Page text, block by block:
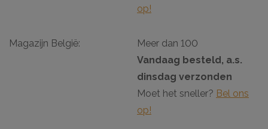
op!
Magazijn België:
Meer dan 100
Vandaag besteld, a.s.
dinsdag verzonden
Moet het sneller? Bel ons
op!